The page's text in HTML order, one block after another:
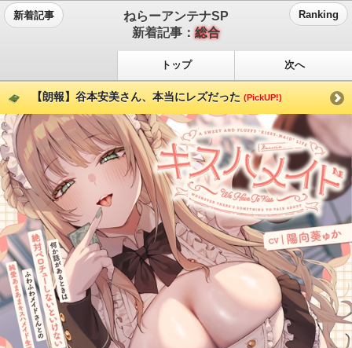
新着記事
ねらーアンテナSP
新着記事：総合
Ranking
トップ 次へ
【朗報】谷本安美さん、本当にレズだった (PickUP!)